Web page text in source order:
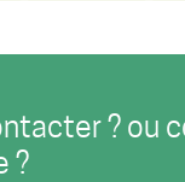
? ou
?